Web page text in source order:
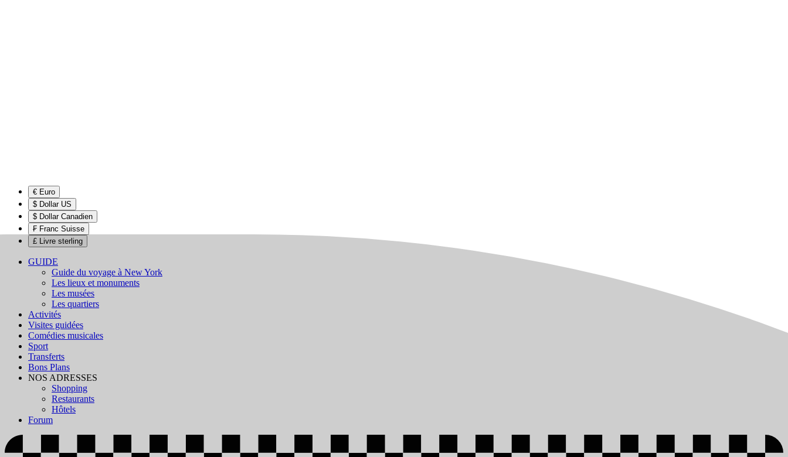
€ Euro
$ Dollar US
$ Dollar Canadien
₣ Franc Suisse
£ Livre sterling
GUIDE
Guide du voyage à New York
Les lieux et monuments
Les musées
Les quartiers
Activités
Visites guidées
Comédies musicales
Sport
Transferts
Bons Plans
NOS ADRESSES
Shopping
Restaurants
Hôtels
Forum